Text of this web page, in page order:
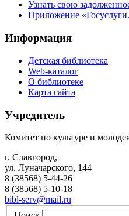
Узнать свою
Приложение
Информация
Детская библиотека
Web-каталог
О библиотеке
Карта сайта
Учредитель
Комитет по культуре и
г. Славгород,
ул. Луначарского, 144
8 (38568) 5-44-26
8 (38568) 5-10-18
bibl-serv@mail.ru